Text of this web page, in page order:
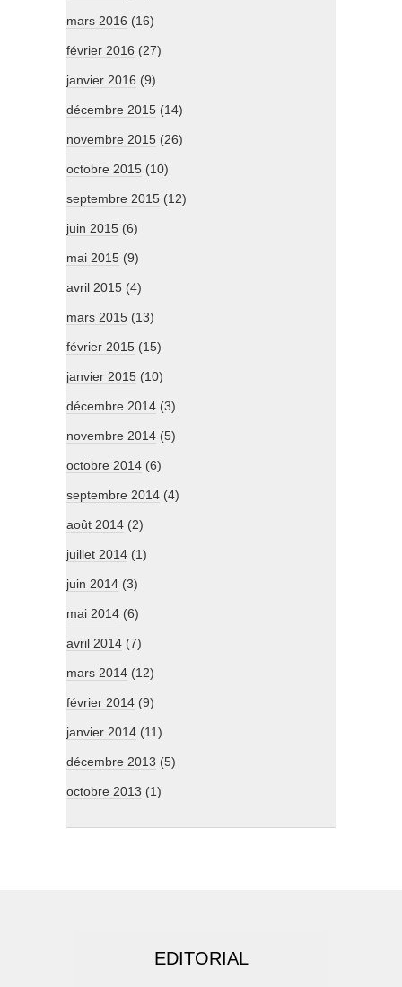
mars 2016 (16)
février 2016 (27)
janvier 2016 (9)
décembre 2015 (14)
novembre 2015 (26)
octobre 2015 (10)
septembre 2015 (12)
juin 2015 (6)
mai 2015 (9)
avril 2015 (4)
mars 2015 (13)
février 2015 (15)
janvier 2015 (10)
décembre 2014 (3)
novembre 2014 (5)
octobre 2014 (6)
septembre 2014 (4)
août 2014 (2)
juillet 2014 (1)
juin 2014 (3)
mai 2014 (6)
avril 2014 (7)
mars 2014 (12)
février 2014 (9)
janvier 2014 (11)
décembre 2013 (5)
octobre 2013 (1)
EDITORIAL